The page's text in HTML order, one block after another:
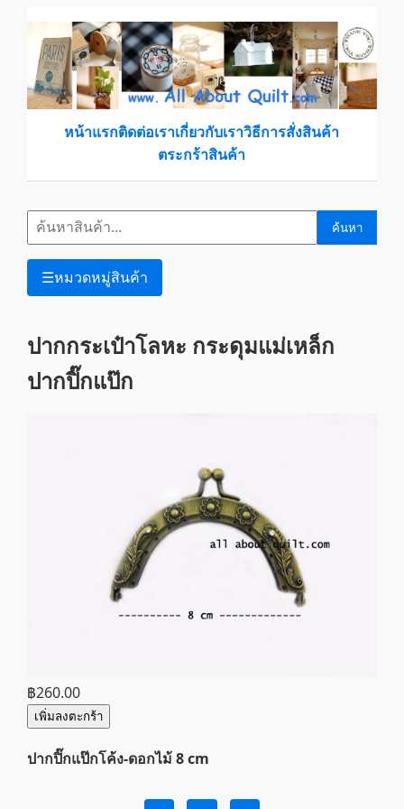
หน้าแรกติดต่อเราเกี่ยวกับเราวิธีการสั่งสินค้า
ตระกร้าสินค้า
ค้นหา
☰หมวดหมู่สินค้า
ปากกระเป๋าโลหะ กระดุมแม่เหล็ก
ปากปิ๊กแป๊ก
฿260.00
เพิ่มลงตะกร้า
ปากปิ๊กแป๊กโค้ง-ดอกไม้ 8 cm